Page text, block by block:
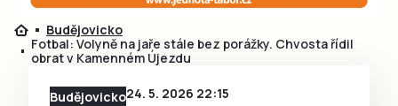
Budějovicko
Fotbal: Volyně na jaře stále bez porážky. Chvosta řídil
obrat v Kamenném Újezdu
Budějovicko24. 5. 2026 22:15